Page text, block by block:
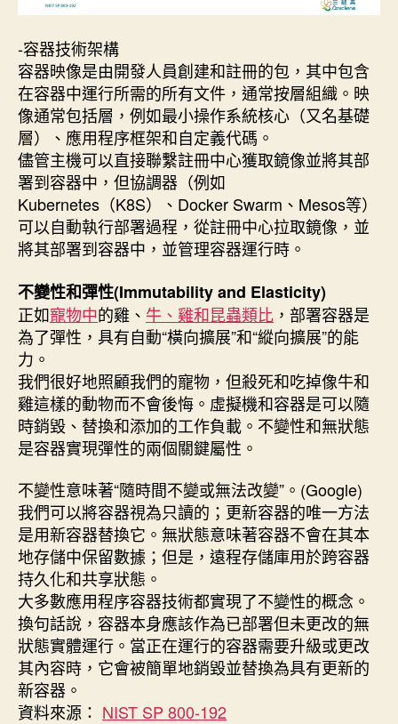
-容器技術架構
容器映像是由開發人員創建和註冊的包，其中包含
在容器中運行所需的所有文件，通常按層組織。映
像通常包括層，例如最小操作系統核心（又名基礎
層）、應用程序框架和自定義代碼。
儘管主機可以直接聯繫註冊中心獲取鏡像並將其部
署到容器中，但協調器（例如
Kubernetes（K8S）、Docker Swarm、Mesos等）
可以自動執行部署過程，從註冊中心拉取鏡像，並
將其部署到容器中，並管理容器運行時。
不變性和彈性(Immutability and Elasticity)
正如寵物中的雞、 牛、雞和昆蟲類比 ，部署容器是
為了彈性，具有自動“橫向擴展”和“縱向擴展”的能
力。
我們很好地照顧我們的寵物，但殺死和吃掉像牛和
雞這樣的動物而不會後悔。虛擬機和容器是可以隨
時銷毀、替換和添加的工作負載。不變性和無狀態
是容器實現彈性的兩個關鍵屬性。
不變性意味著“隨時間不變或無法改變”。(Google)
我們可以將容器視為只讀的；更新容器的唯一方法
是用新容器替換它。無狀態意味著容器不會在其本
地存儲中保留數據；但是，遠程存儲庫用於跨容器
持久化和共享狀態。
大多數應用程序容器技術都實現了不變性的概念。
換句話說，容器本身應該作為已部署但未更改的無
狀態實體運行。當正在運行的容器需要升級或更改
其內容時，它會被簡單地銷毀並替換為具有更新的
新容器。
資料來源： NIST SP 800-192